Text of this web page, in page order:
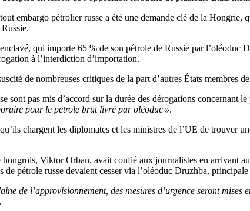
embargo pétrolier russe a été une demande clé de la
qui importe 65 % de son pétrole de Russie par l’oléoduc
à l’interdiction d’importation.
de nombreuses critiques de la part d’autres États membres
sont pas mis d’accord sur la durée des dérogations
pour le pétrole brut livré par oléoduc ».
chargent les diplomates et les ministres de l’UE de
Viktor Orban, avait confié aux journalistes en arrivant
pétrole russe devaient cesser via l’oléoduc Druzhba,
de l’approvisionnement, des mesures d’urgence seront